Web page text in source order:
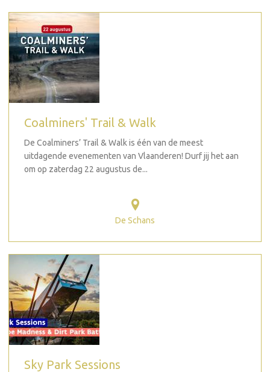
Coalminers' Trail & Walk
De Coalminers’ Trail & Walk is één van de meest
uitdagende evenementen van Vlaanderen! Durf jij het aan
om op zaterdag 22 augustus de...
De Schans
Sky Park Sessions